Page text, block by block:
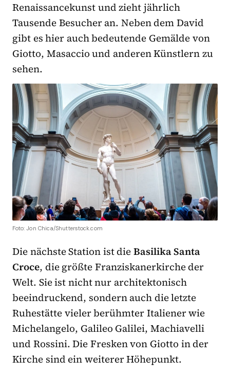
Renaissancekunst und zieht jährlich
Tausende Besucher an. Neben dem David
gibt es hier auch bedeutende Gemälde von
Giotto, Masaccio und anderen Künstlern zu
sehen.
Foto: Jon Chica/Shutterstock.com
Die nächste Station ist dieBasilika Santa
Croce, die größte Franziskanerkirche der
Welt. Sie ist nicht nur architektonisch
beeindruckend, sondern auch die letzte
Ruhestätte vieler berühmter Italiener wie
Michelangelo, Galileo Galilei, Machiavelli
und Rossini. Die Fresken von Giotto in der
Kirche sind ein weiterer Höhepunkt.